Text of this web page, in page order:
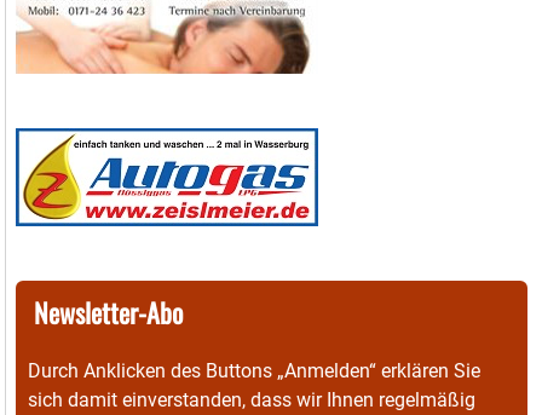
Newsletter-Abo
Durch Anklicken des Buttons „Anmelden“ erklären Sie
sich damit einverstanden, dass wir Ihnen regelmäßig